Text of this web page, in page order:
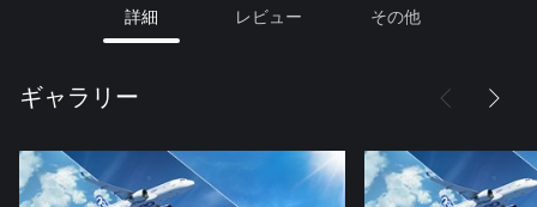
詳細 レビュー その他
ギャラリー